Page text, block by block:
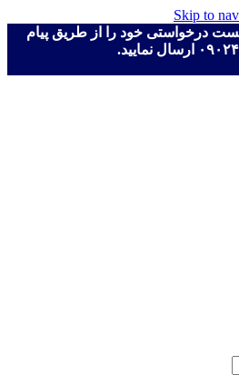
Skip to
درخواستی خود را از طریق پیام